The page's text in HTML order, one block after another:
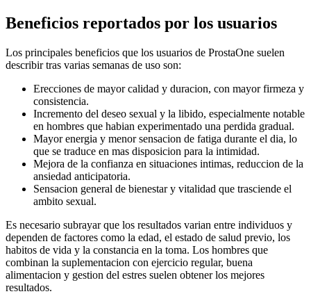
Beneficios reportados por los usuarios
Los principales beneficios que los usuarios de ProstaOne suelen
describir tras varias semanas de uso son:
Erecciones de mayor calidad y duracion, con mayor firmeza y
consistencia.
Incremento del deseo sexual y la libido, especialmente notable
en hombres que habian experimentado una perdida gradual.
Mayor energia y menor sensacion de fatiga durante el dia, lo
que se traduce en mas disposicion para la intimidad.
Mejora de la confianza en situaciones intimas, reduccion de la
ansiedad anticipatoria.
Sensacion general de bienestar y vitalidad que trasciende el
ambito sexual.
Es necesario subrayar que los resultados varian entre individuos y
dependen de factores como la edad, el estado de salud previo, los
habitos de vida y la constancia en la toma. Los hombres que
combinan la suplementacion con ejercicio regular, buena
alimentacion y gestion del estres suelen obtener los mejores
resultados.